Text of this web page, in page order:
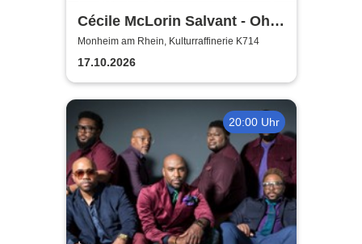
Cécile McLorin Salvant - Oh
Snap - Germany 2026
Monheim am Rhein, Kulturraffinerie K714
17.10.2026
20:00 Uhr